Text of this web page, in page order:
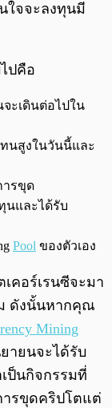
ใจจะลงทุนมี
ปคือ
ะเดินต่อไปใน
นสูงในวันนี้และ
ารขุด
นและได้รับ
Pool ของตัวเอง
คอร์เรนซีจะมา
ดังนั้นหากคุณ
Mining
ายนจะได้รับ
ป็นกิจกรรมที่
ารขุดคริปโตแต่